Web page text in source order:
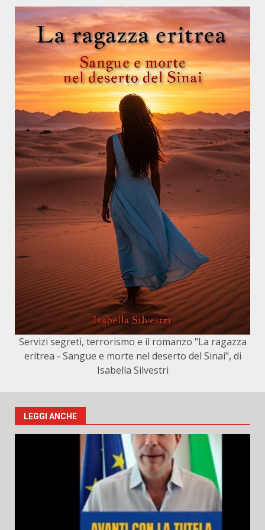
Servizi segreti, terrorismo e il romanzo "La ragazza
eritrea - Sangue e morte nel deserto del Sinai", di
Isabella Silvestri
LEGGI ANCHE